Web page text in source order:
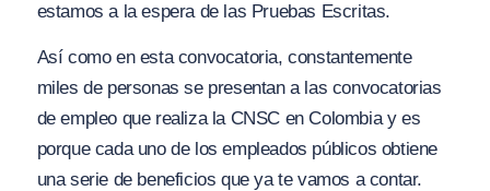
estamos a la espera de las Pruebas Escritas.
Así como en esta convocatoria, constantemente
miles de personas se presentan a las convocatorias
de empleo que realiza la CNSC en Colombia y es
porque cada uno de los empleados públicos obtiene
una serie de beneficios que ya te vamos a contar.